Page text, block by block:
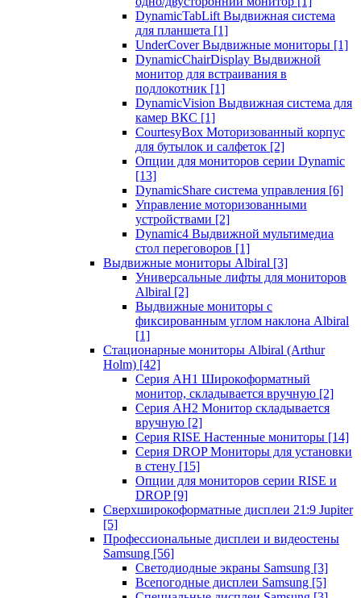
DynamicTabLift Выдвижная система
для планшета [1]
UnderCover Выдвижные мониторы [1]
DynamicChairDisplay Выдвижной
монитор для встраивания в
подлокотник [1]
DynamicVision Выдвижная система для
камер ВКС [1]
CourtesyBox Моторизованный корпус
для бутылок и салфеток [2]
Опции для мониторов серии Dynamic
[13]
DynamicShare система управления [6]
Управление моторизованными
устройствами [2]
Dynamic4 Выдвижной мультимедиа
стол переговоров [1]
Выдвижные мониторы Albiral [3]
Универсальные лифты для мониторов
Albiral [2]
Выдвижные мониторы с
фиксированным углом наклона Albiral
[1]
Стационарные мониторы Albiral (Arthur
Holm) [42]
Серия AH1 Широкоформатный
монитор, складывается вручную [2]
Серия AH2 Монитор складывается
вручную [2]
Серия RISE Настенные мониторы [14]
Серия DROP Мониторы для установки
в стену [15]
Опции для мониторов серии RISE и
DROP [9]
Сверхширокоформатные дисплеи 21:9 Jupiter
[5]
Профессиональные дисплеи и видеостены
Samsung [56]
Светодиодные экраны Samsung [3]
Всепогодные дисплеи Samsung [5]